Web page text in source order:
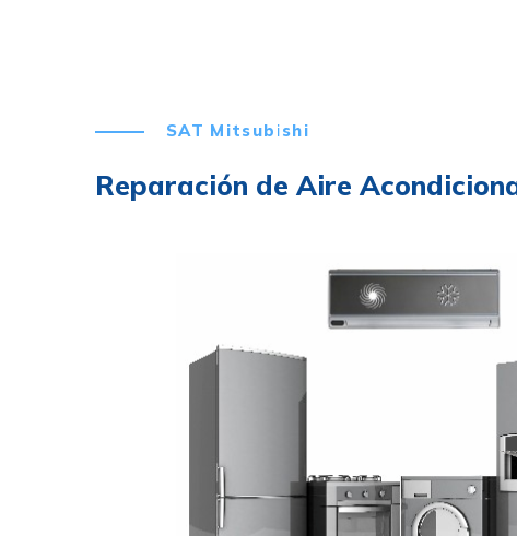
SAT Mitsubishi
Reparación de Aire